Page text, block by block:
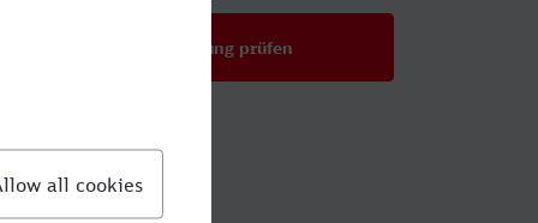
Verbindung prüfen